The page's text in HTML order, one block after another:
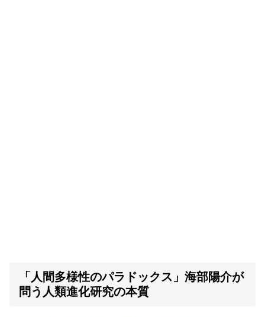
「人間多様性のパラドックス」海部陽介が
問う人類進化研究の本質